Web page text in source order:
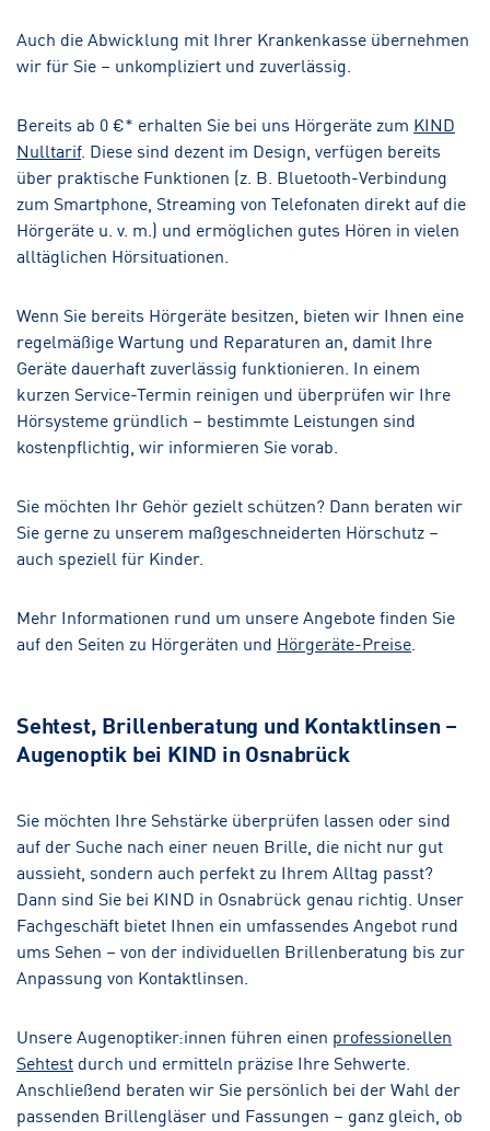
Auch die Abwicklung mit Ihrer Krankenkasse übernehmen
wir für Sie – unkompliziert und zuverlässig.
Bereits ab 0 €* erhalten Sie bei uns Hörgeräte zum KIND
Nulltarif. Diese sind dezent im Design, verfügen bereits
über praktische Funktionen (z. B. Bluetooth-Verbindung
zum Smartphone, Streaming von Telefonaten direkt auf die
Hörgeräte u. v. m.) und ermöglichen gutes Hören in vielen
alltäglichen Hörsituationen.
Wenn Sie bereits Hörgeräte besitzen, bieten wir Ihnen eine
regelmäßige Wartung und Reparaturen an, damit Ihre
Geräte dauerhaft zuverlässig funktionieren. In einem
kurzen Service-Termin reinigen und überprüfen wir Ihre
Hörsysteme gründlich – bestimmte Leistungen sind
kostenpflichtig, wir informieren Sie vorab.
Sie möchten Ihr Gehör gezielt schützen? Dann beraten wir
Sie gerne zu unserem maßgeschneiderten Hörschutz –
auch speziell für Kinder.
Mehr Informationen rund um unsere Angebote finden Sie
auf den Seiten zu Hörgeräten und Hörgeräte-Preise
Sehtest, Brillenberatung und Kontaktlinsen –
Augenoptik bei KIND in Osnabrück
Sie möchten Ihre Sehstärke überprüfen lassen oder sind
auf der Suche nach einer neuen Brille, die nicht nur gut
aussieht, sondern auch perfekt zu Ihrem Alltag passt?
Dann sind Sie bei KIND in Osnabrück genau richtig. Unser
Fachgeschäft bietet Ihnen ein umfassendes Angebot rund
ums Sehen – von der individuellen Brillenberatung bis zur
Anpassung von Kontaktlinsen.
Unsere Augenoptiker:innen führen einen professionellen
Sehtest durch und ermitteln präzise Ihre Sehwerte.
Anschließend beraten wir Sie persönlich bei der Wahl der
passenden Brillengläser und Fassungen – ganz gleich, ob